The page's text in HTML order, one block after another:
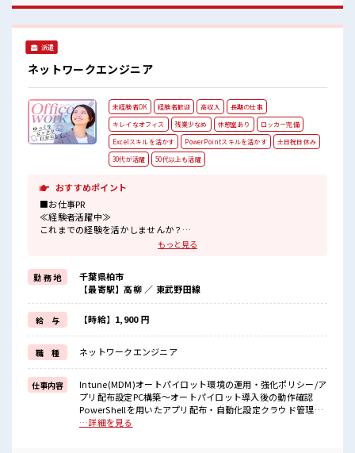
の時は日払い申請しちゃお*。 】
派遣
ネットワークエンジニア
未経験者OK 経験者歓迎 高収入
長期の仕事
キレイなオフィス
残業少なめ 休憩室あり
ロッカー完備
Excelスキルを活かす
PowerPointスキルを活かす
土日祝日休み
30代が活躍
50代以上も活躍
おすすめポイント
■お仕事PR
≪経験者活躍中≫
これまでの経験を活かしませんか？
≪自分の時間も大切≫
残業はほとんどナシ！
場合によってはお願いすることもあります♪
≪週休2日制≫
週末は家族や友人と一緒にプライベート満喫！
≪自分に合った期間で働ける≫
福利厚生が整った派遣のお仕事です！
■職場の雰囲気
仕事の合間の息抜きは休憩室で♪
ロッカーあり！
安心してお仕事に集中♪
残業はほとんどありません！
もっと見る
勤 務 地
千葉県柏市
【最寄駅】高柳 ／ 東武野田線
給 与 【時給】1,900 円
職 種 ネットワークエンジニア
仕事内容
Intune(MDM)オートパイロット環境の運用・強化ポリシー/ア
プリ配布設定PC構築～オートパイロット導入後の動作確認
PowerShellを用いたアプリ配布・自動化設定クラウド管理環
境の推進既存:ADでの管理 → クラウド(Intune)管理へ移行リ
…詳細を見る